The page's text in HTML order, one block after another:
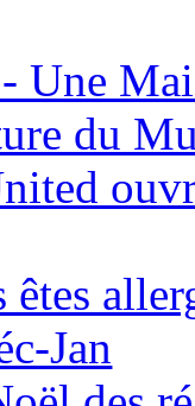
Une
du
Jan